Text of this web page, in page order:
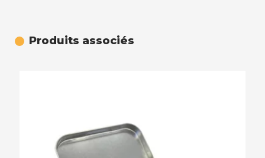
Produits associés